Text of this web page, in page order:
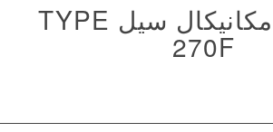
امکانات مکانیکال سیل TYPE
270F